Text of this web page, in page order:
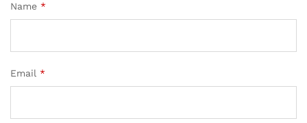
Name *
Email *